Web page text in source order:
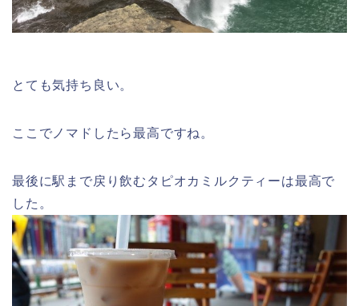
とても気持ち良い。
ここでノマドしたら最高ですね。
最後に駅まで戻り飲むタピオカミルクティーは最高で
した。